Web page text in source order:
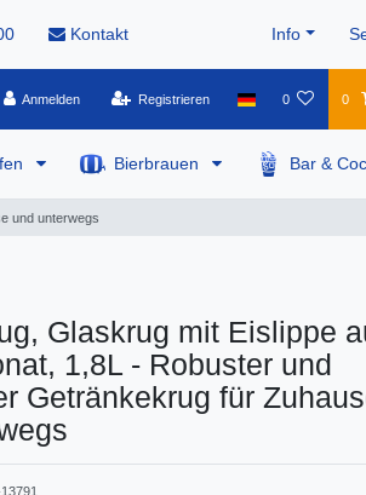
Kontakt Info
Anmelden Registrieren 0 0
Bierbrauen Bar &
und unterwegs
Glaskrug mit Eislippe
1,8L - Robuster und
Getränkekrug für